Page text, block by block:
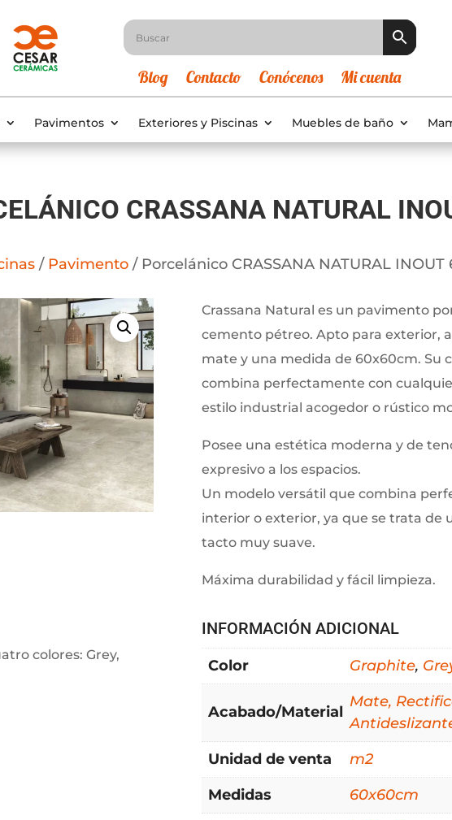
Blog Contacto Conócenos Mi cuenta
Pavimentos Exteriores y Piscinas Muebles de baño
CRASSANA NATURAL
/ Pavimento / Porcelánico CRASSANA NATURAL
colores: Grey,
Crassana Natural es un pavimento
cemento pétreo. Apto para exterior,
mate y una medida de 60x60cm. Su
combina perfectamente con
estilo industrial acogedor o rústico
Posee una estética moderna y de
expresivo a los espacios.
Un modelo versátil que combina
interior o exterior, ya que se trata de
tacto muy suave.
Máxima durabilidad y fácil limpieza.
INFORMACIÓN ADICIONAL
Color Graphite,
Acabado/Material
Mate,
Unidad de venta
m2
Medidas
60x60cm